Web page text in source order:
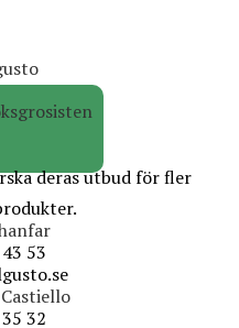
deras utbud för fler
53
32